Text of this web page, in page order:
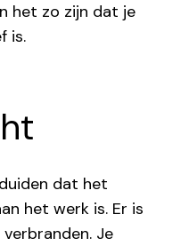
het zo zijn dat je
is.
dat het
het werk is. Er is
Je